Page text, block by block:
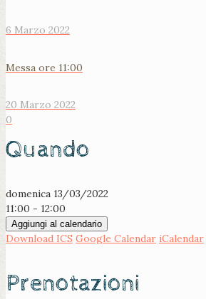
6 Marzo 2022
Messa ore 11:00
20 Marzo 2022
0
Quando
domenica 13/03/2022
11:00 - 12:00
Aggiungi al calendario
Download ICS Google Calendar iCalendar
Prenotazioni